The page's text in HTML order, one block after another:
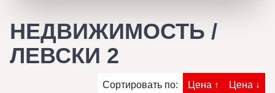
НЕДВИЖИМОСТЬ /
ЛЕВСКИ 2
Сортировать по: Цена ↑ Цена ↓